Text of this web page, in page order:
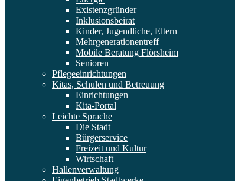
Existenzgründer
Inklusionsbeirat
Kinder, Jugendliche, Eltern
Mehrgenerationentreff
Mobile Beratung Flörsheim
Senioren
Pflegeeinrichtungen
Kitas, Schulen und Betreuung
Einrichtungen
Kita-Portal
Leichte Sprache
Die Stadt
Bürgerservice
Freizeit und Kultur
Wirtschaft
Hallenverwaltung